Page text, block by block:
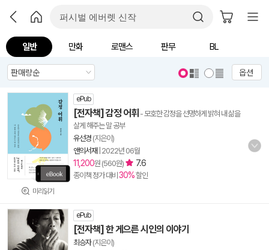
일반 만화 로맨스 판무 BL
옵션
미리읽기
ePub
[전자책] 감정 어휘 - 모호한 감정을 선명하게 밝혀 내 삶을
살게 해주는 말 공부
유선경 (지은이)
앤의서재 2022년 06월
11,200원 (560원) 7.6
종이책 정가 대비 30%할인
ePub
[전자책] 한 게으른 시인의 이야기
최승자(지은이)